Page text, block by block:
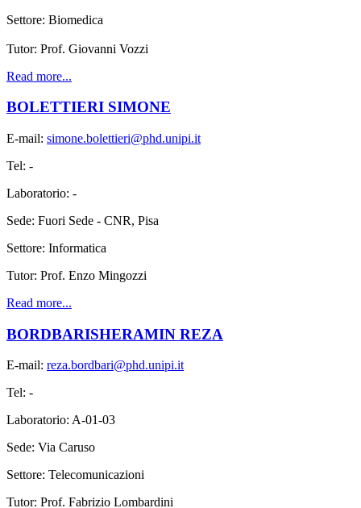
Settore: Biomedica
Tutor: Prof. Giovanni Vozzi
Read more...
BOLETTIERI SIMONE
E-mail: simone.bolettieri@phd.unipi.it
Tel: -
Laboratorio: -
Sede: Fuori Sede - CNR, Pisa
Settore: Informatica
Tutor: Prof. Enzo Mingozzi
Read more...
BORDBARISHERAMIN REZA
E-mail: reza.bordbari@phd.unipi.it
Tel: -
Laboratorio: A-01-03
Sede: Via Caruso
Settore: Telecomunicazioni
Tutor: Prof. Fabrizio Lombardini